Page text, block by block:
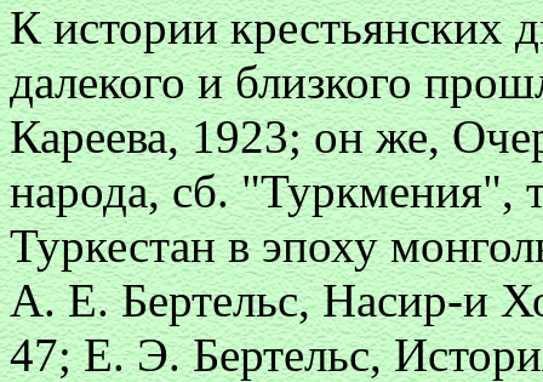
К истории крестьянских
далекого и близкого
Кареева, 1923; он же,
народа, сб. "Туркмения",
Туркестан в эпоху
А. Е. Бертельс, Насир-и
47; Е. Э. Бертельс,